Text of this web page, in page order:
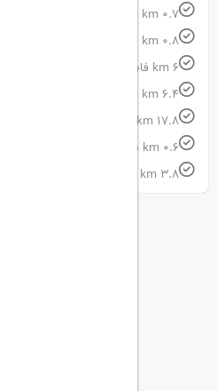
0.7 km فاصله تا مرکز پزشکی دانشگاهی محمد بن راشد آل مکتوم
0.8 km فاصله تا شهر مراقبت های بهداشتی دبی
6 km فاصله تا Dubai Mall
6.4 km فاصله تا Burj Khalifa
17.8 km فاصله تا مرکز خرید امارات
0.6 km فاصله تا ایستگاه مترو سیتی بهداشت و درمان دبی
3.8 km فاصله تا فرودگاه بین المللی دبی